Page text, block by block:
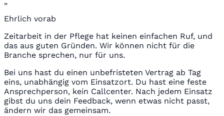
Ehrlich vorab
Zeitarbeit in der Pflege hat keinen einfachen Ruf, und
das aus guten Gründen. Wir können nicht für die
Branche sprechen, nur für uns.
Bei uns hast du einen unbefristeten Vertrag ab Tag
eins, unabhängig vom Einsatzort. Du hast eine feste
Ansprechperson, kein Callcenter. Nach jedem Einsatz
gibst du uns dein Feedback, wenn etwas nicht passt,
ändern wir das gemeinsam.